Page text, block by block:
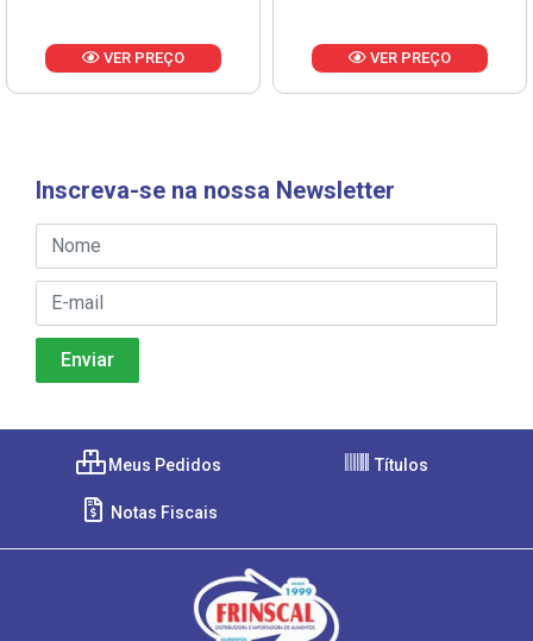
VER PREÇO VER PREÇO
Inscreva-se na nossa Newsletter
Meus Pedidos Títulos
Notas Fiscais